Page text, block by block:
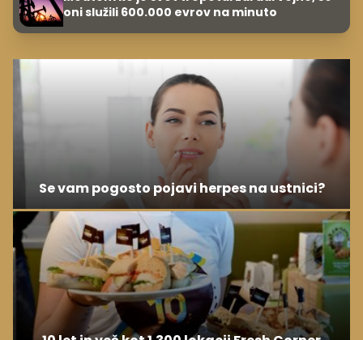
oni služili 600.000 evrov na minuto
Se vam pogosto pojavi herpes na ustnici?